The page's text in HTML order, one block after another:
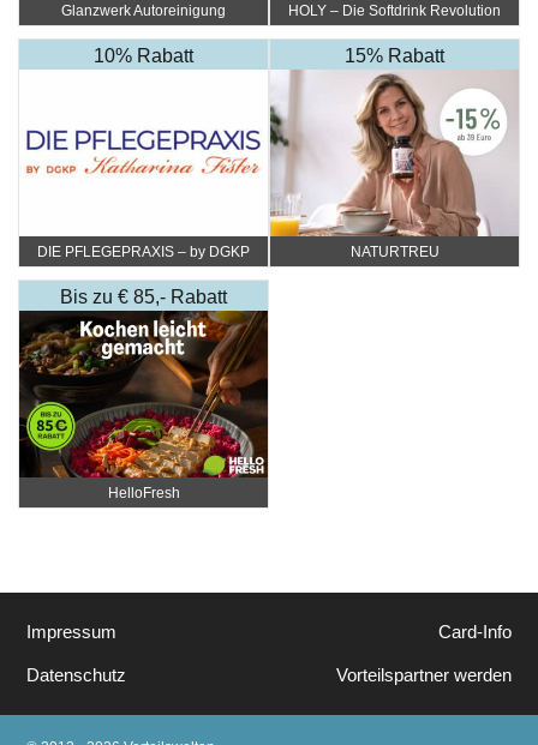
Glanzwerk Autoreinigung HOLY – Die Softdrink Revolution
10% Rabatt
DIE PFLEGEPRAXIS – by DGKP
15% Rabatt
NATURTREU
Bis zu € 85,- Rabatt
HelloFresh
Impressum
Datenschutz
Card-Info
Vorteilspartner werden